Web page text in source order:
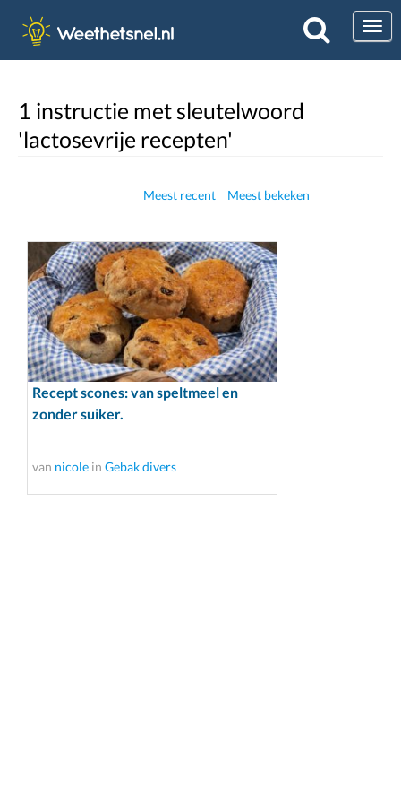
1 instructie met sleutelwoord
'lactosevrije recepten'
Meest recent Meest bekeken
Recept scones: van speltmeel en
zonder suiker.
van nicole in Gebak divers